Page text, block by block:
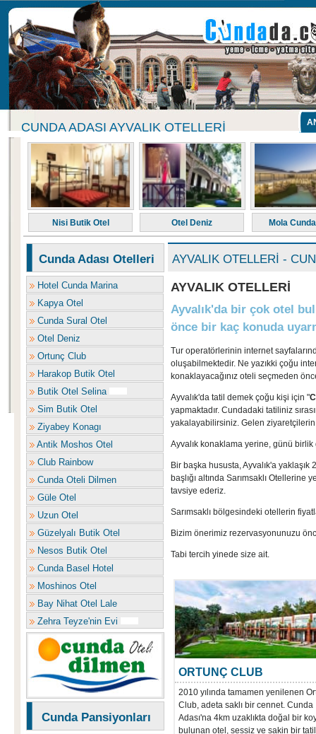
CUNDA ADASI AYVALIK OTELLERI
Nisi Butik Otel Otel Deniz Mola
Cunda Adası Otelleri
Hotel Cunda Marina
Kapya Otel
Cunda Sural Otel
Otel Deniz
Ortunç Club
Harakop Butik Otel
Butik Otel Selina
Sim Butik Otel
Ziyabey Konagı
Antik Moshos Otel
Club Rainbow
Cunda Oteli Dilmen
Güle Otel
Uzun Otel
Güzelyalı Butik Otel
Nesos Butik Otel
Cunda Basel Hotel
Moshinos Otel
Bay Nihat Otel Lale
Zehra Teyze'nin Evi
Cunda Pansiyonları
AYVALIK OTELLERİ -
AYVALIK OTELLERİ
Ayvalık'da bir çok otel
önce bir kaç konuda
Tur operatörlerinin internet
oluşabilmektedir. Ne yazıkki çoğu
konaklayacağınız oteli seçmeden
Ayvalık'da tatil demek çoğu kişi için "
yapmaktadır. Cundadaki tatiliniz
yakalayabilirsiniz. Gelen ziyaretçilerin
Ayvalık konaklama yerine, günü
Bir başka hususta, Ayvalık'a yaklaşık
başlığı altında Sarımsaklı Otellerine
tavsiye ederiz.
Sarımsaklı bölgesindeki otellerin
Bizim önerimiz rezervasyonunuzu
Tabi tercih yinede size ait.
ORTUNÇ CLUB
2010 yılında tamamen yenilenen
Club, adeta saklı bir cennet. Cunda
Adası'na 4km uzaklıkta doğal bir
bulunan otel, sessiz ve sakin bir tatil